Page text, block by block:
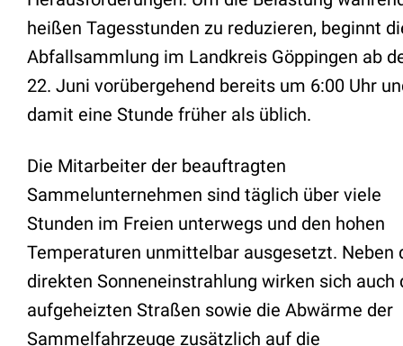
heißen Tagesstunden zu reduzieren, beginnt
Abfallsammlung im Landkreis Göppingen ab
22. Juni vorübergehend bereits um 6:00 Uhr
damit eine Stunde früher als üblich.
Die Mitarbeiter der beauftragten
Sammelunternehmen sind täglich über viele
Stunden im Freien unterwegs und den hohen
Temperaturen unmittelbar ausgesetzt. Neben
direkten Sonneneinstrahlung wirken sich auch
aufgeheizten Straßen sowie die Abwärme der
Sammelfahrzeuge zusätzlich auf die